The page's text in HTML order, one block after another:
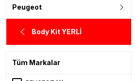
Peugeot
Body Kit YERLİ
Tüm Markalar